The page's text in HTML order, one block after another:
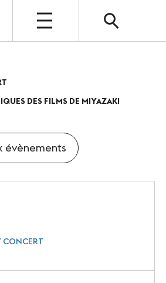
nos références
DES FILMS DE MIYAZAKI
évènements
CONCERT